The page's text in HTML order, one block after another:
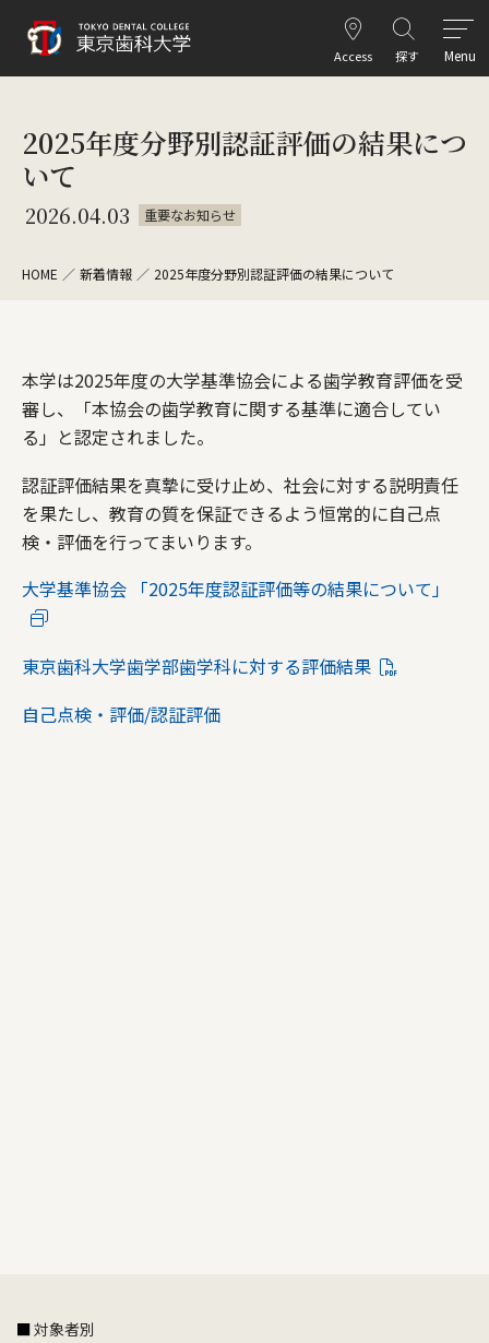
Menu
探す
Access
2026.04.03 重要なお知らせ
2025年度分野別認証評価の結果につ
いて
HOME 新着情報 2025年度分野別認証評価の結果について
本学は2025年度の大学基準協会による歯学教育評価を受
審し、「本協会の歯学教育に関する基準に適合してい
る」と認定されました。
認証評価結果を真摯に受け止め、社会に対する説明責任
を果たし、教育の質を保証できるよう恒常的に自己点
検・評価を行ってまいります。
大学基準協会 「2025年度認証評価等の結果について」
東京歯科大学歯学部歯学科に対する評価結果
自己点検・評価/認証評価
対象者別